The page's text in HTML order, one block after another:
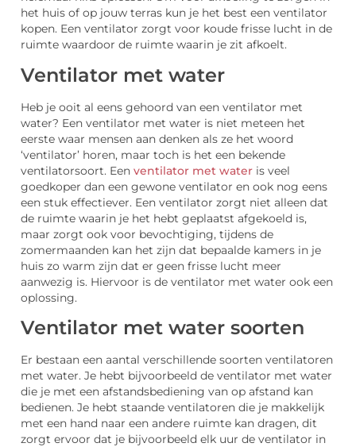
het huis of op jouw terras kun je het best een ventilator
kopen. Een ventilator zorgt voor koude frisse lucht in de
ruimte waardoor de ruimte waarin je zit afkoelt.
Ventilator met water
Heb je ooit al eens gehoord van een ventilator met
water? Een ventilator met water is niet meteen het
eerste waar mensen aan denken als ze het woord
‘ventilator’ horen, maar toch is het een bekende
ventilatorsoort. Een ventilator met water is veel
goedkoper dan een gewone ventilator en ook nog eens
een stuk effectiever. Een ventilator zorgt niet alleen dat
de ruimte waarin je het hebt geplaatst afgekoeld is,
maar zorgt ook voor bevochtiging, tijdens de
zomermaanden kan het zijn dat bepaalde kamers in je
huis zo warm zijn dat er geen frisse lucht meer
aanwezig is. Hiervoor is de ventilator met water ook een
oplossing.
Ventilator met water soorten
Er bestaan een aantal verschillende soorten ventilatoren
met water. Je hebt bijvoorbeeld de ventilator met water
die je met een afstandsbediening van op afstand kan
bedienen. Je hebt staande ventilatoren die je makkelijk
met een hand naar een andere ruimte kan dragen, dit
zorgt ervoor dat je bijvoorbeeld elk uur de ventilator in